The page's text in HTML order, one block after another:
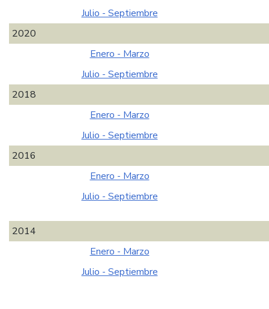
Julio - Septiembre
2020
Enero - Marzo
Julio - Septiembre
2018
Enero - Marzo
Julio - Septiembre
2016
Enero - Marzo
Julio - Septiembre
2014
Enero - Marzo
Julio - Septiembre